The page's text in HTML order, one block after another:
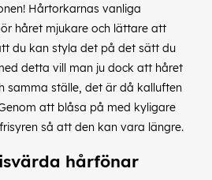
Hårtorkarnas vanliga
håret mjukare och lättare att
du kan styla det på det sätt du
detta vill man ju dock att håret
samma ställe, det är då kalluften
att blåsa på med kyligare
så att den kan vara längre.
hårfönar